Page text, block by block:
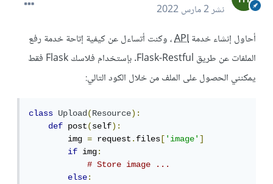
نشر2 مارس 2022
أحاول إنشاء خدمةAPI، وكنت أتساءل عن كيفية إتاحة خدمة رفع
الملفات عن طريق Flask-Restful. بإستخدام فلاسك Flask فقط
يمكنني الحصول على الملف من خلال الكود التالي:
class Upload(Resource):
def post(self):
        img
= request.files ['image']
if img:
# Store image ...
else: